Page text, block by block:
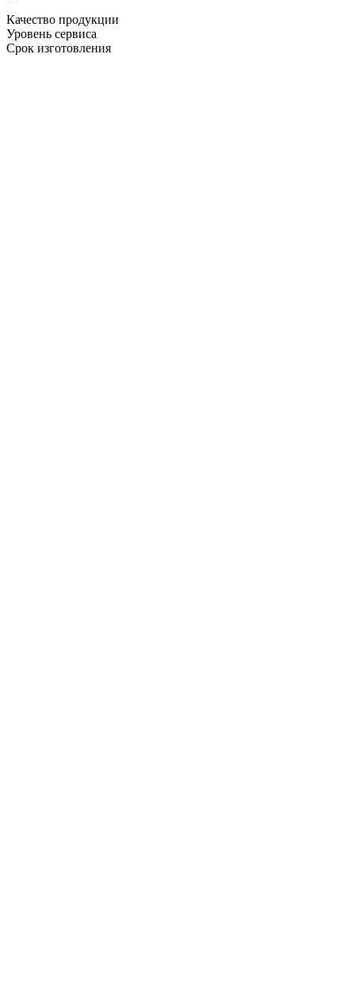
Качество продукции
Уровень сервиса
Срок изготовления